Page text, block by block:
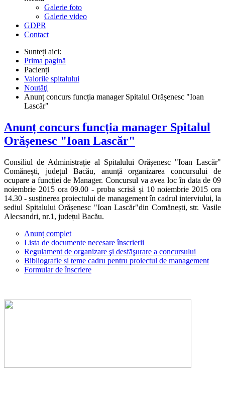
Galerie foto
Galerie video
GDPR
Contact
Sunteți aici:
Prima pagină
Pacienți
Valorile spitalului
Noutăţi
Anunț concurs funcția manager Spitalul Orășenesc "Ioan
Lascăr"
Anunț concurs funcția manager Spitalul
Orășenesc "Ioan Lascăr"
Consiliul de Administrație al Spitalului Orășenesc "Ioan Lascăr"
Comănești, județul Bacău, anunță organizarea concursului de
ocupare a funcției de Manager. Concursul va avea loc în data de 09
noiembrie 2015 ora 09.00 - proba scrisă și 10 noiembrie 2015 ora
14.30 - susținerea proiectului de management în cadrul interviului, la
sediul Spitalului Orășenesc "Ioan Lascăr"din Comănești, str. Vasile
Alecsandri, nr.1, județul Bacău.
Anunț complet
Lista de documente necesare înscrierii
Regulament de organizare şi desfăşurare a concursului
Bibliografie si teme cadru pentru proiectul de management
Formular de înscriere